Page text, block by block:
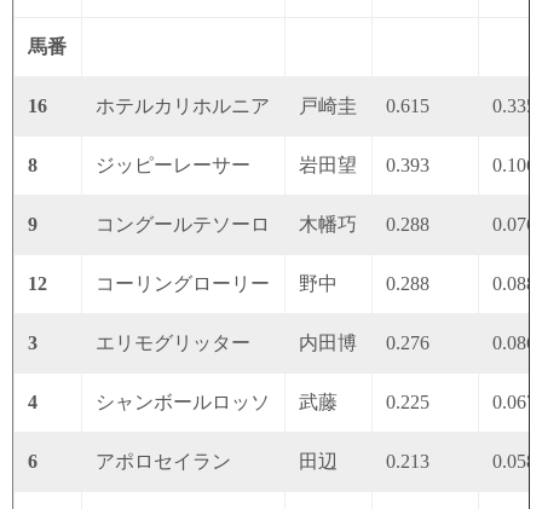
馬番
16 ホテルカリホルニア 戸崎圭 0.615 0.335
8 ジッピーレーサー 岩田望 0.393 0.106
9 コングールテソーロ 木幡巧 0.288 0.076
12 コーリングローリー 野中 0.288 0.088
3 エリモグリッター 内田博 0.276 0.086
4 シャンボールロッソ 武藤 0.225 0.067
6 アポロセイラン 田辺 0.213 0.058